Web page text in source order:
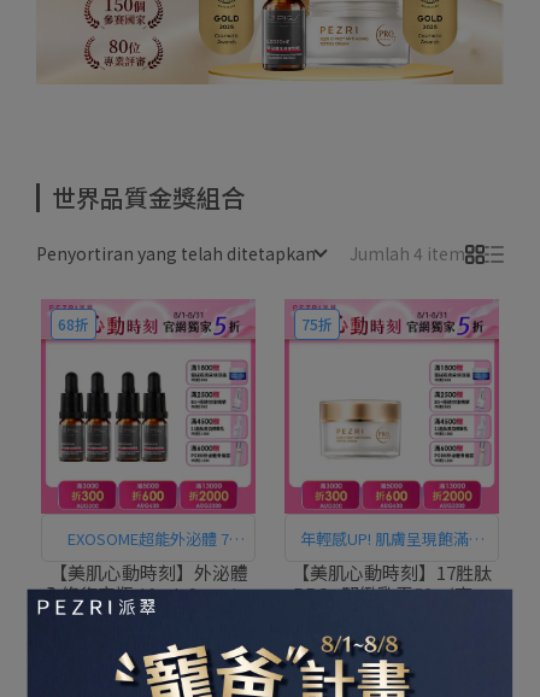
世界品質金獎組合
Penyortiran yang telah ditetapkan Jumlah 4 item
68折
EXOSOME超能外泌體 7
DAYS活膚集中精華 SOS肌
膚急救保養！密集修復滋
膚
【美肌心動時刻】外泌體
全修復安瓶 10mlx2pcs/盒
(高機能保養) 1+1組｜
NT$3.250NT$4.760
tambahkan ke keranjang
75折
年輕感UP! 肌膚呈現飽滿彈
潤
【美肌心動時刻】17胜肽
PRO+緊緻乳霜50g (高濃
胜肽保養專家
tambahkan ke keranjang